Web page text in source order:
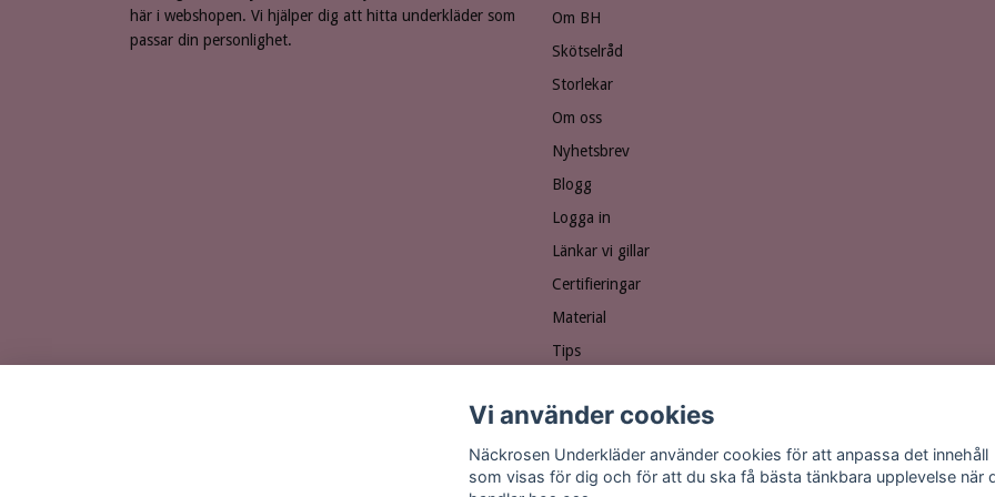
här i webshopen. Vi hjälper dig att hitta underkläder som
passar din personlighet.
Om BH
Skötselråd
Storlekar
Om oss
Nyhetsbrev
Blogg
Logga in
Länkar vi gillar
Certifieringar
Material
Tips
Personuppgiftspolicy
Vanliga frågor
Vi använder cookies
Näckrosen Underkläder använder cookies för att anpassa det innehåll
som visas för dig och för att du ska få bästa tänkbara upplevelse när